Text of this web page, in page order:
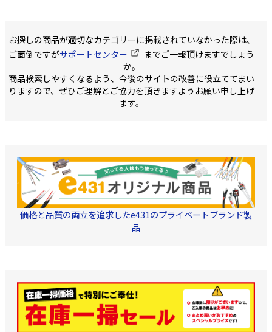
お探しの商品が適切なカテゴリーに掲載されていなかった際は、
ご面倒ですがサポートセンター
までご一報頂けますでしょう
か。
商品検索しやすくなるよう、今後のサイトの改善に役立ててまい
りますので、ぜひご理解とご協力を頂きますようお願い申し上げ
ます。
価格と品質の両立を追求したe431のプライベートブランド製
品